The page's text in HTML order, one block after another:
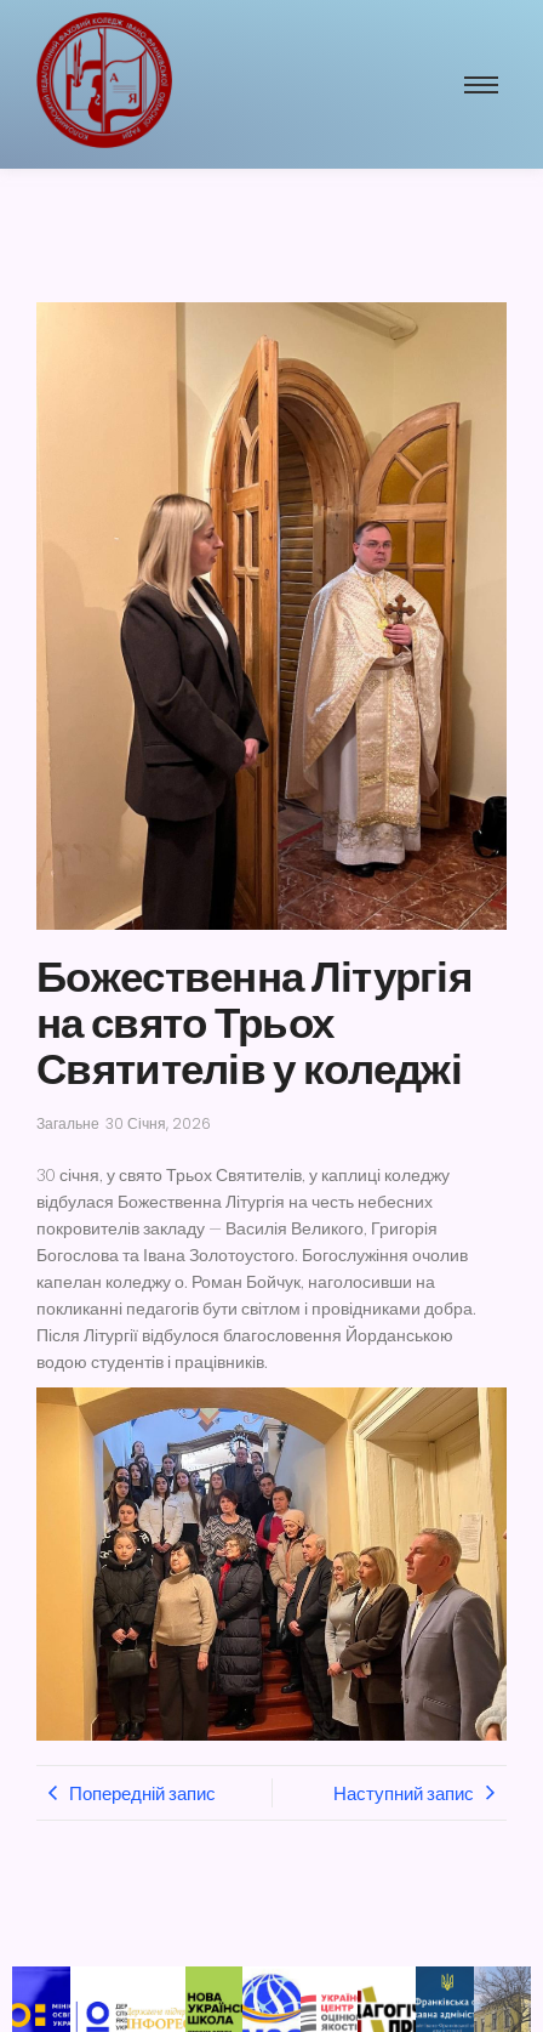
Божественна Літургія
на свято Трьох
Святителів у коледжі
Загальне 30 Січня, 2026
30 січня, у свято Трьох Святителів, у каплиці коледжу
відбулася Божественна Літургія на честь небесних
покровителів закладу — Василія Великого, Григорія
Богослова та Івана Золотоустого. Богослужіння очолив
капелан коледжу о. Роман Бойчук, наголосивши на
покликанні педагогів бути світлом і провідниками добра.
Після Літургії відбулося благословення Йорданською
водою студентів і працівників.
Попередній запис Наступний запис